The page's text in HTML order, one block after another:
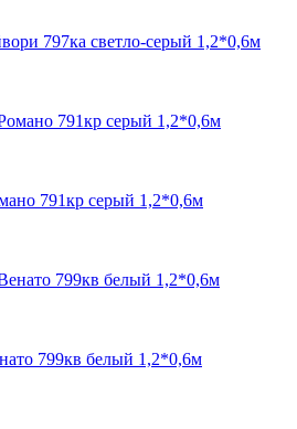
797ка светло-серый 1,2*0,6м
791кр серый 1,2*0,6м
799кв белый 1,2*0,6м